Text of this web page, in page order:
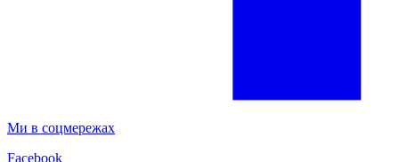
Ми в соцмережах
Facebook